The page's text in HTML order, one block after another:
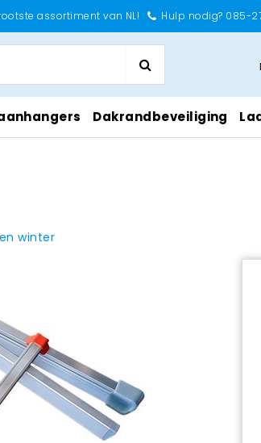
assortiment van NL! Hulp nodig? 085-
Dakrandbeveiliging
winter